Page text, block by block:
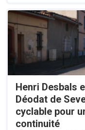
Henri Desbals
Déodat de
cyclable pour
continuité